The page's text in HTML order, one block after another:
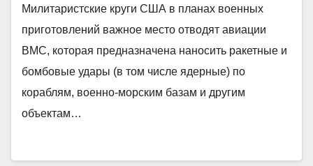
Милитаристские круги США в планах военных
приготовлений важное место отводят авиации
ВМС, которая предназначена наносить ракетные и
бомбовые удары (в том числе ядерные) по
кораблям, военно-морским базам и другим
объектам…